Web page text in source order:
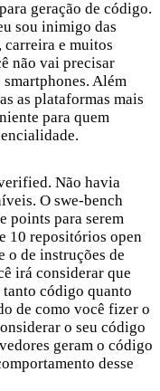
geração de código.
sou inimigo das
carreira e muitos
não vai precisar
Além
as plataformas mais
para quem
Não havia
O swe-bench
points para serem
10 repositórios open
o de instruções de
irá considerar que
tanto código quanto
de como você fizer o
o seu código
geram o código
desse